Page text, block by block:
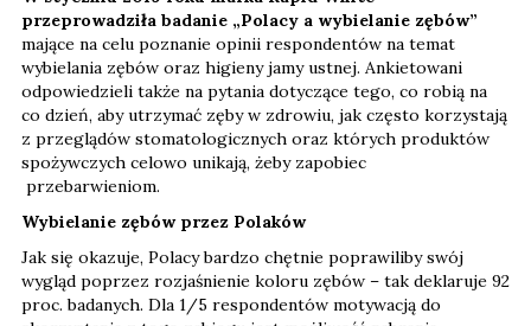
przeprowadziła badanie „Polacy a wybielanie zębów”
mające na celu poznanie opinii respondentów na temat
wybielania zębów oraz higieny jamy ustnej. Ankietowani
odpowiedzieli także na pytania dotyczące tego, co robią na
co dzień, aby utrzymać zęby w zdrowiu, jak często korzystają
z przeglądów stomatologicznych oraz których produktów
spożywczych celowo unikają, żeby zapobiec
przebarwieniom.
Wybielanie zębów przez Polaków
Jak się okazuje, Polacy bardzo chętnie poprawiliby swój
wygląd poprzez rozjaśnienie koloru zębów – tak deklaruje 92
proc. badanych. Dla 1/5 respondentów motywacją do